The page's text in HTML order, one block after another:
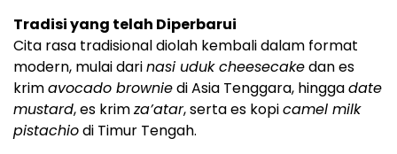
Tradisi yang telah Diperbarui
Cita rasa tradisional diolah kembali dalam format
modern, mulai darinasi uduk cheesecakedan es
krimavocado browniedi Asia Tenggara, hinggadate
mustard, es krimza’atar, serta es kopicamel milk
pistachiodi Timur Tengah.